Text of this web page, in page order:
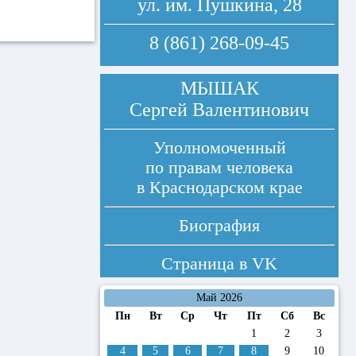
ул. им. Пушкина, 28
8 (861) 268-09-45
МЫШАК
Сергей Валентинович
Уполномоченный
по правам человека
в Краснодарском крае
Биография
Страница в VK
Май 2026
Пн
Вт Ср Чт Пт Сб
Вс
1
2
3
4
5 6 7 8 9 10